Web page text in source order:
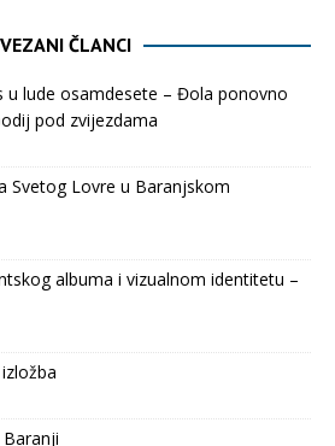
VEZANI ČLANCI
u lude osamdesete – Đola ponovno
pod zvijezdama
Svetog Lovre u Baranjskom
albuma i vizualnom identitetu –